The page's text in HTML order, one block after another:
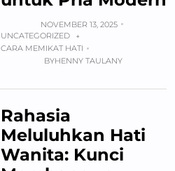
NOVEMBER 13, 2025
UNCATEGORIZED
+
CARA MEMIKAT HATI
BYHENNY TAULANY
Rahasia
Meluluhkan Hati
Wanita: Kunci